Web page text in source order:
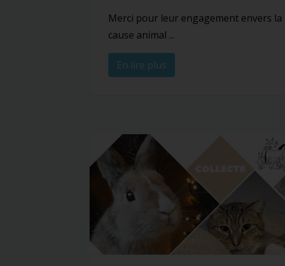
Merci pour leur engagement envers la
cause animal ...
En lire plus